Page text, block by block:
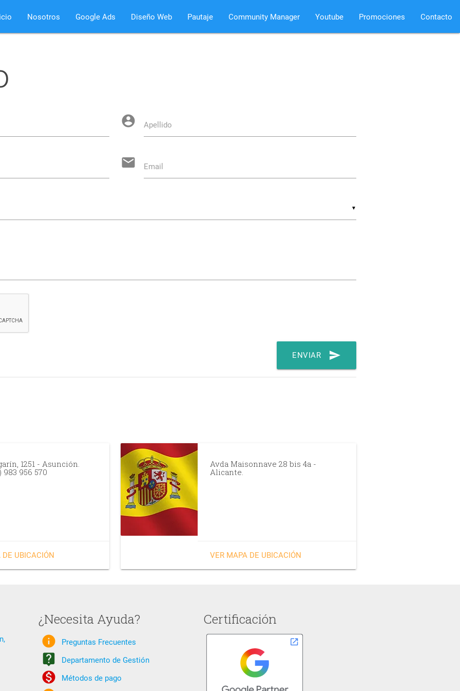
Nosotros Google Ads Diseño Web Pautaje Community Manager Youtube Promociones Contacto
account_circle Apellido
email Email
▼
ENVIAR send
1251 - Asunción.
983 956 570
UBICACIÓN
Avda Maisonnave 28 bis 4a -
Alicante.
VER MAPA DE UBICACIÓN
¿Necesita Ayuda?
info Preguntas Frecuentes
live_help Departamento de Gestión
monetization_on Métodos de pago
Certificación